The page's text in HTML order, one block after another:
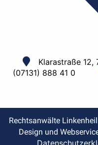
Klarastraße 12,
(07131) 888 41 0
Rechtsanwälte Linkenheil
Design und